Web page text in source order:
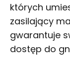
których
zasilający ma
gwarantuje
dostęp do